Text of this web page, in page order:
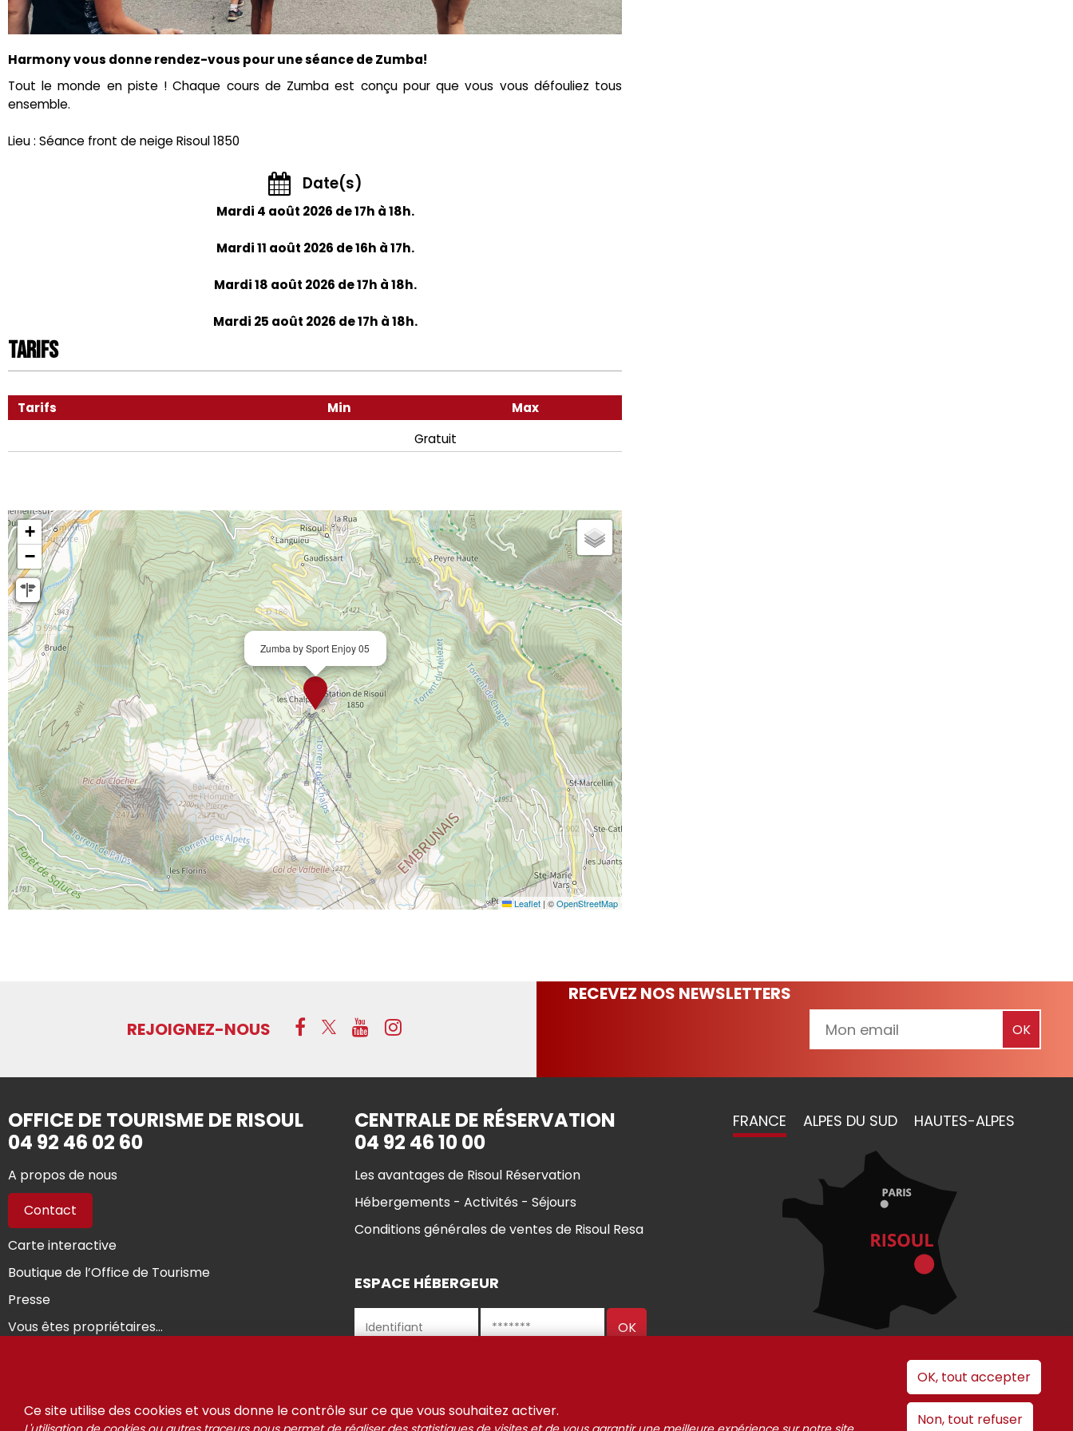
Harmony vous donne rendez-vous pour une séance de Zumba!
Tout le monde en piste ! Chaque cours de Zumba est conçu pour que vous vous défouliez tous
ensemble.
Lieu : Séance front de neige Risoul 1850
Date(s)
Mardi 4 août 2026 de 17h à 18h.
Mardi 11 août 2026 de 16h à 17h.
Mardi 18 août 2026 de 17h à 18h.
Mardi 25 août 2026 de 17h à 18h.
Tarifs
Tarifs Min
Max
Gratuit
Zumba by Sport Enjoy 05
+
−
Leaflet | ©OpenStreetMap
REJOIGNEZ-NOUS
RECEVEZ NOS NEWSLETTERS
OFFICE DE TOURISME DE RISOUL
04 92 46 02 60
A propos de nous
Contact
Carte interactive
Boutique de l’Office de Tourisme
Presse
Vous êtes propriétaires...
CENTRALE DE RÉSERVATION
04 92 46 10 00
Les avantages de Risoul Réservation
Hébergements - Activités - Séjours
Conditions générales de ventes de Risoul Resa
ESPACE HÉBERGEUR
FRANCE ALPES DU SUD HAUTES-ALPES
Ce site utilise des cookies et vous donne le contrôle sur ce que vous souhaitez activer.
OK, tout accepter
Non, tout refuser